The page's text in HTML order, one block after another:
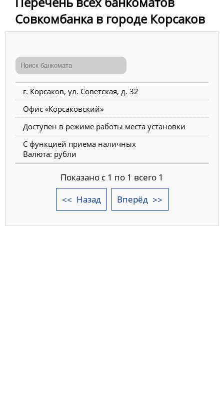
Совкомбанка в городе Корсаков
г. Корсаков, ул. Советская, д. 32
Офис «Корсаковский»
Доступен в режиме работы места установки
С функцией приема наличных
Валюта: рубли
Показано с 1 по 1 всего 1
Назад
Вперёд